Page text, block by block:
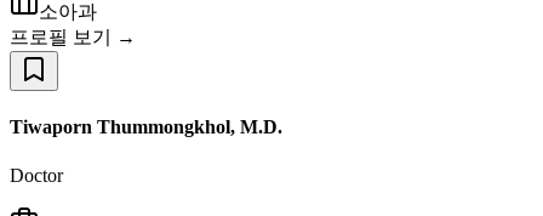
소아과
프로필 보기 →
Tiwaporn Thummongkhol, M.D.
Doctor